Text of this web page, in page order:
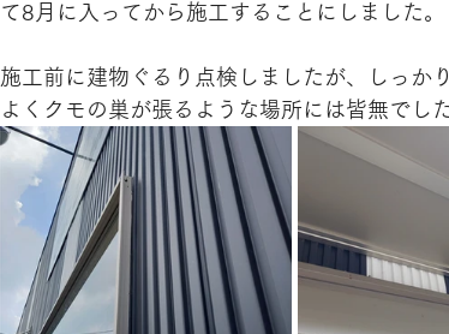
て8月に入ってから施工することにしました。
施工前に建物ぐるり点検しましたが、しっか
よくクモの巣が張るような場所には皆無でした